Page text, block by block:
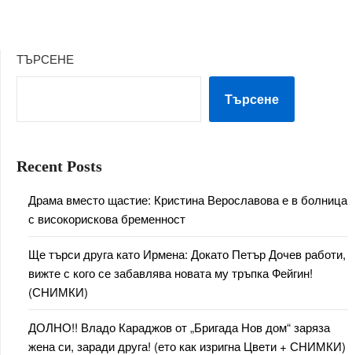
ТЪРСЕНЕ
Търсене
Recent Posts
Драма вместо щастие: Кристина Верославова е в болница
с високорискова бременност
Ще търси друга като Ирмена: Докато Петър Дочев работи,
вижте с кого се забавлява новата му тръпка Фейгин!
(СНИМКИ)
ДОЛНО!! Владо Караджов от „Бригада Нов дом“ заряза
жена си, заради друга! (ето как изригна Цвети + СНИМКИ)